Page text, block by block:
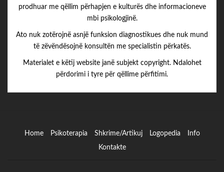
prodhuar me qëllim përhapjen e kulturës dhe informacioneve
mbi psikologjinë.
Ato nuk zotërojnë asnjë funksion diagnostikues dhe nuk mund
të zëvëndësojnë konsultën me specialistin përkatës.
Materialet e këtij website janë subjekt copyright. Ndalohet
përdorimi i tyre për qëllime përfitimi.
Home Psikoterapia Shkrime/Artikuj Logopedia
Info
Kontakte